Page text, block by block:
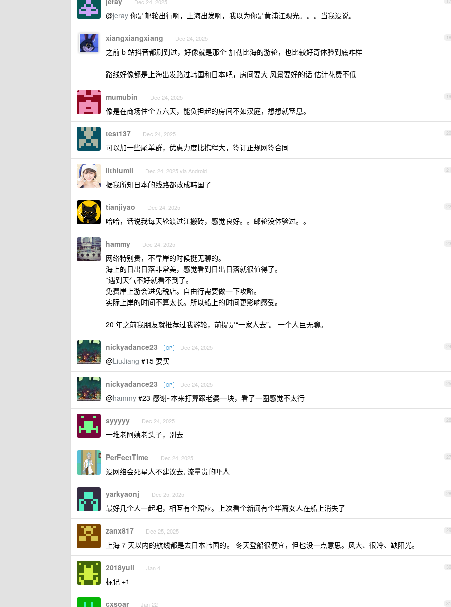
@jeray 你是邮轮出行啊，上海出发啊，我以为你是黄浦江观光。。。当我没说。
18
xiangxiangxiang Dec 24, 2025
之前 b 站抖音都刷到过，好像就是那个 加勒比海的游轮，也比较好奇体验到底咋样
路线好像都是上海出发路过韩国和日本吧，房间要大 风景要好的话 估计花费不低
19
mumubin Dec 24, 2025
像是在商场住个五六天，能负担起的房间不如汉庭，想想就窒息。
20
test137 Dec 24, 2025
可以加一些尾单群，优惠力度比携程大，签订正规网签合同
21
lithiumii Dec 24, 2025 via Android
据我所知日本的线路都改成韩国了
22
tianjiyao Dec 24, 2025
哈哈，话说我每天轮渡过江搬砖，感觉良好。。邮轮没体验过。。
23
hammy Dec 24, 2025
网络特别贵，不靠岸的时候挺无聊的。
海上的日出日落非常美，感觉看到日出日落就很值得了。
*遇到天气不好就看不到了。
免费岸上游会进免税店。自由行需要做一下攻略。
实际上岸的时间不算太长。所以船上的时间更影响感受。
20 年之前我朋友就推荐过我游轮，前提是“一家人去”。 一个人巨无聊。
24
nickyadance23 OP Dec 24, 2025
@LiuJiang #15 要买
25
nickyadance23 OP Dec 24, 2025
@hammy #23 感谢~本来打算跟老婆一块，看了一圈感觉不太行
26
syyyyy Dec 24, 2025
一堆老阿姨老头子，别去
27
PerFectTime Dec 24, 2025
没网络会死星人不建议去, 流量贵的吓人
28
yarkyaonj Dec 25, 2025
最好几个人一起吧，相互有个照应。上次看个新闻有个华裔女人在船上消失了
29
zanx817 Dec 25, 2025
上海 7 天以内的航线都是去日本韩国的。 冬天登船很便宜，但也没一点意思。风大、很冷、缺阳光。
30
2018yuli Jan 4
标记 +1
31
cxsoar Jan 22